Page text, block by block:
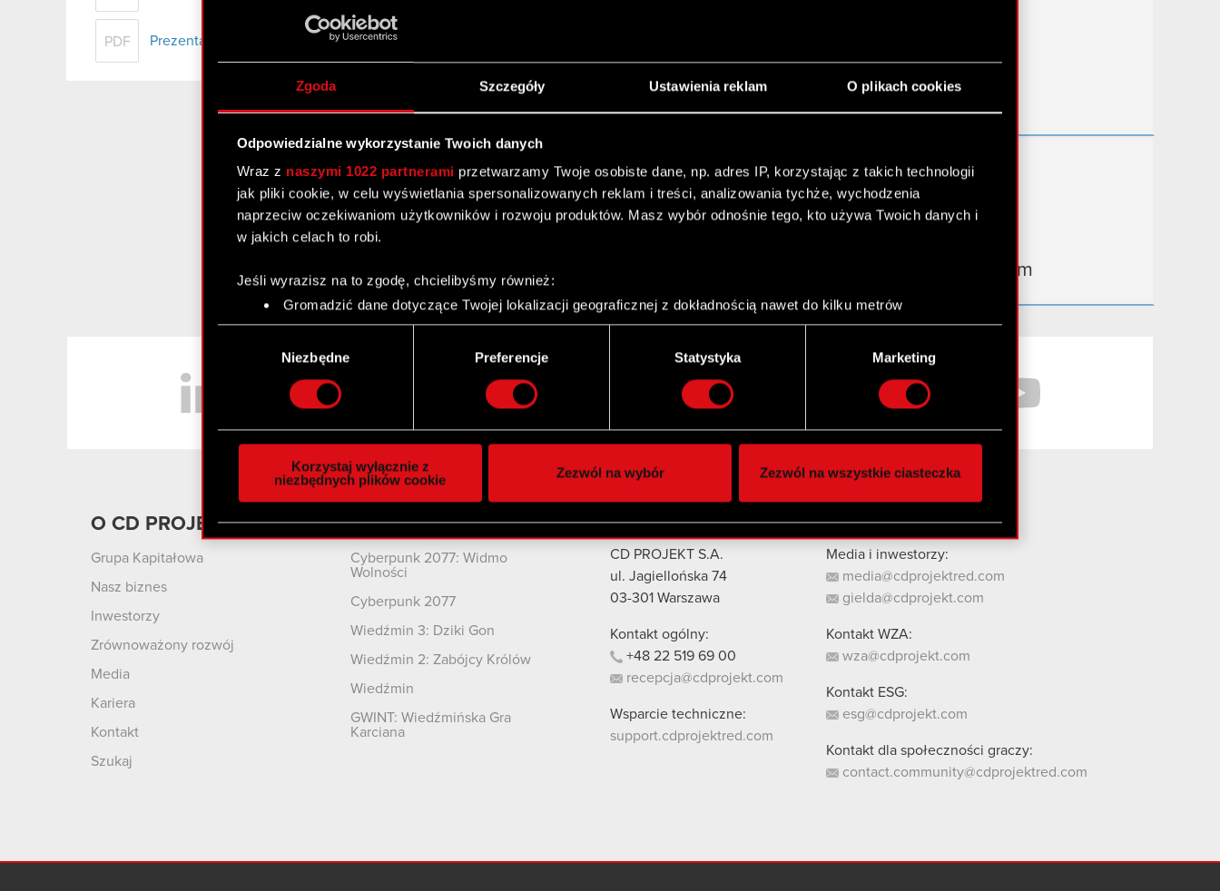
Zgoda Szczegóły Ustawienia reklam O plikach cookies
Odpowiedzialne wykorzystanie Twoich danych
Wraz z naszymi 1022 partnerami przetwarzamy Twoje osobiste dane, np. adres IP, korzystając z takich technologii
jak pliki cookie, w celu wyświetlania spersonalizowanych reklam i treści, analizowania tychże, wychodzenia
naprzeciw oczekiwaniom użytkowników i rozwoju produktów. Masz wybór odnośnie tego, kto używa Twoich danych i
w jakich celach to robi.
Jeśli wyrazisz na to zgodę, chcielibyśmy również:
Gromadzić dane dotyczące Twojej lokalizacji geograficznej z dokładnością nawet do kilku metrów
Identyfikować Twoje urządzenie, aktywnie analizując charakteryzującego je zbiory danych (fingerprinting,
Dowiedz się więcej odnośnie tego, jak Twoje osobiste dane są przetwarzane oraz ustaw własne preferencje w
szczegółów . W Deklaracji plików cookie możesz zmienić lub wycofać swoją zgodę w dowolnej chwili.
Wykorzystujemy pliki cookie do spersonalizowania treści i reklam, aby oferować funkcje społecznościowe i
społecznościowym, reklamowym i analitycznym. Partnerzy mogą połączyć te informacje z innymi danymi
otrzymanymi od Ciebie lub uzyskanymi podczas korzystania z ich usług. Kontynuując korzystanie z naszej witryny,
zgadasz się na używanie plików cookie.
Niezbędne Preferencje Statystyka Marketing
Korzystaj wyłącznie z
niezbędnych plików cookie
Zezwól na wybór Zezwól na wszystkie ciasteczka
PDF Prezentacja Grupy CD PROJEKT RED - wyniki H1 2012
Przydatne linki
Kontakt IR
Dowiedz się więcej:
thewitcher.com
gear.cdprojektred.com
Facebook
O CD PROJEKT
Grupa Kapitałowa
Nasz biznes
Inwestorzy
Zrównoważony rozwój
Media
Kariera
Kontakt
Szukaj
Produkty
Cyberpunk 2077: Widmo
Wolności
Cyberpunk 2077
Wiedźmin 3: Dziki Gon
Wiedźmin 2: Zabójcy Królów
Wiedźmin
GWINT: Wiedźmińska Gra
Karciana
Kontakt
CD PROJEKT S.A.
ul. Jagiellońska 74
03-301 Warszawa
Kontakt ogólny:
+48 22 519 69 00
recepcja@cdprojekt.com
Wsparcie techniczne:
support.cdprojektred.com
Media i inwestorzy:
media@cdprojektred.com
gielda@cdprojekt.com
Kontakt WZA:
wza@cdprojekt.com
Kontakt ESG:
esg@cdprojekt.com
Kontakt dla społeczności graczy:
contact.community@cdprojektred.com